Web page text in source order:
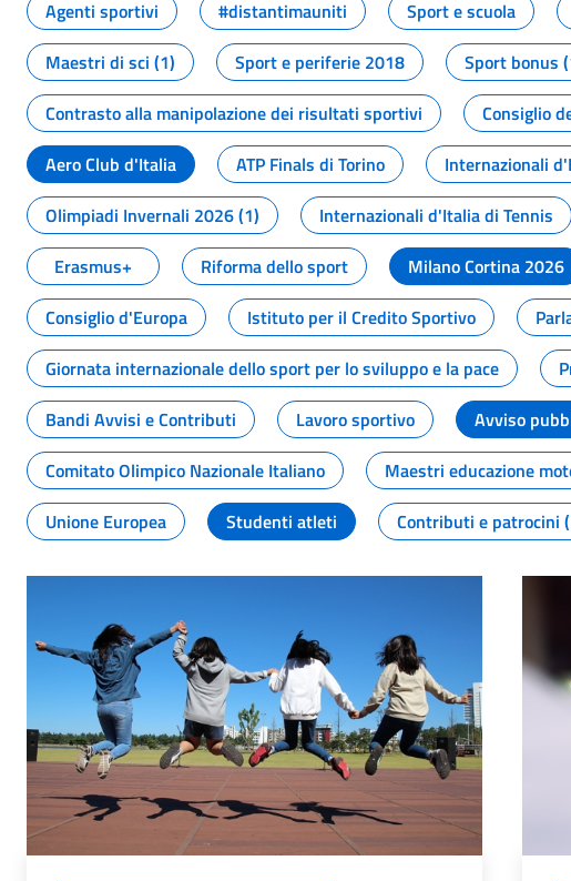
Agenti sportivi
#distantimauniti Sport e scuola
Maestri di sci (1)
Sport e periferie 2018 Sport bonus
Contrasto alla manipolazione dei risultati sportivi
Consiglio
Aero Club d'Italia
ATP Finals di Torino Internazionali
Olimpiadi Invernali 2026 (1)
Internazionali d'Italia di Tennis
Erasmus+
Riforma dello sport Milano Cortina 2026
Consiglio d'Europa
Istituto per il Credito Sportivo
Giornata internazionale dello sport per lo sviluppo e la pace
Bandi Avvisi e Contributi
Lavoro sportivo Avviso
Comitato Olimpico Nazionale Italiano
Maestri educazione
Unione Europea
Studenti atleti Contributi e patrocini